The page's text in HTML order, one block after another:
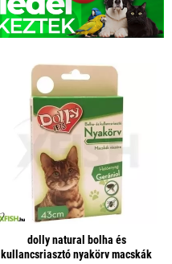
dolly natural bolha és
kullancsriasztó nyakörv macskák